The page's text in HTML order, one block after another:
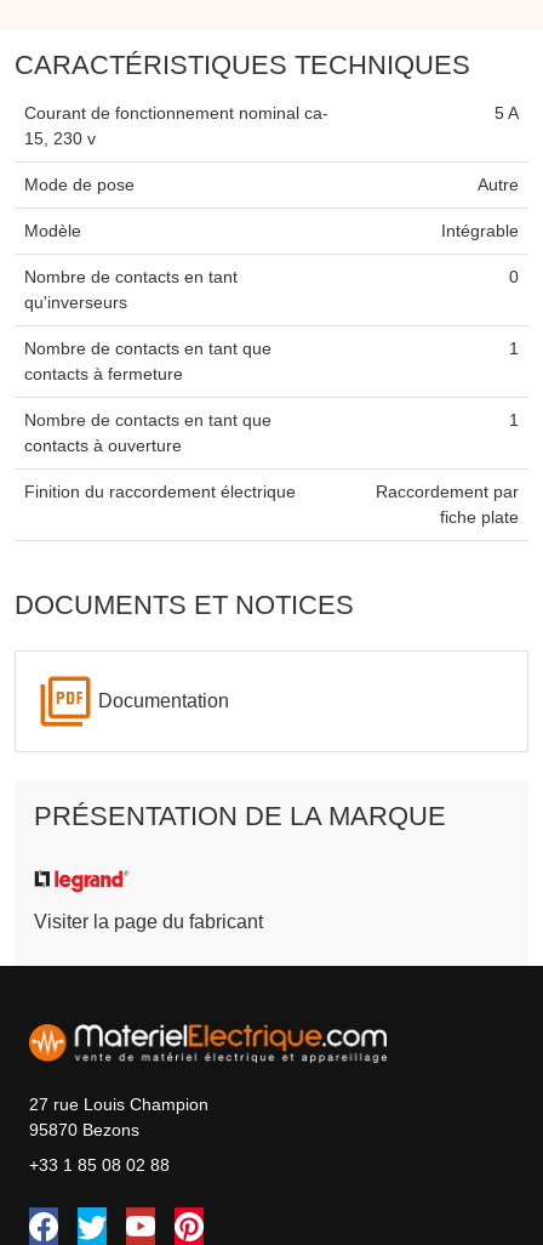
CARACTÉRISTIQUES TECHNIQUES
Courant de fonctionnement nominal ca-
15, 230 v
5 A
Mode de pose Autre
Modèle Intégrable
Nombre de contacts en tant
qu'inverseurs
0
Nombre de contacts en tant que
contacts à fermeture
1
Nombre de contacts en tant que
contacts à ouverture
1
Finition du raccordement électrique
Raccordement par
fiche plate
DOCUMENTS ET NOTICES
Documentation
PRÉSENTATION DE LA MARQUE
Visiter la page du fabricant
27 rue Louis Champion
95870 Bezons
+33 1 85 08 02 88